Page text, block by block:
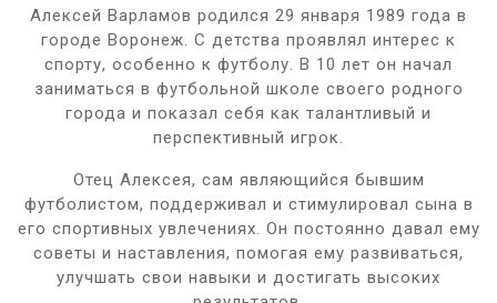
Алексей Варламов родился 29 января 1989 года в
городе Воронеж. С детства проявлял интерес к
спорту, особенно к футболу. В 10 лет он начал
заниматься в футбольной школе своего родного
города и показал себя как талантливый и
перспективный игрок.
Отец Алексея, сам являющийся бывшим
футболистом, поддерживал и стимулировал сына в
его спортивных увлечениях. Он постоянно давал ему
советы и наставления, помогая ему развиваться,
улучшать свои навыки и достигать высоких